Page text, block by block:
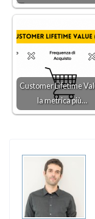
Customer Lifetime
la metrica più…